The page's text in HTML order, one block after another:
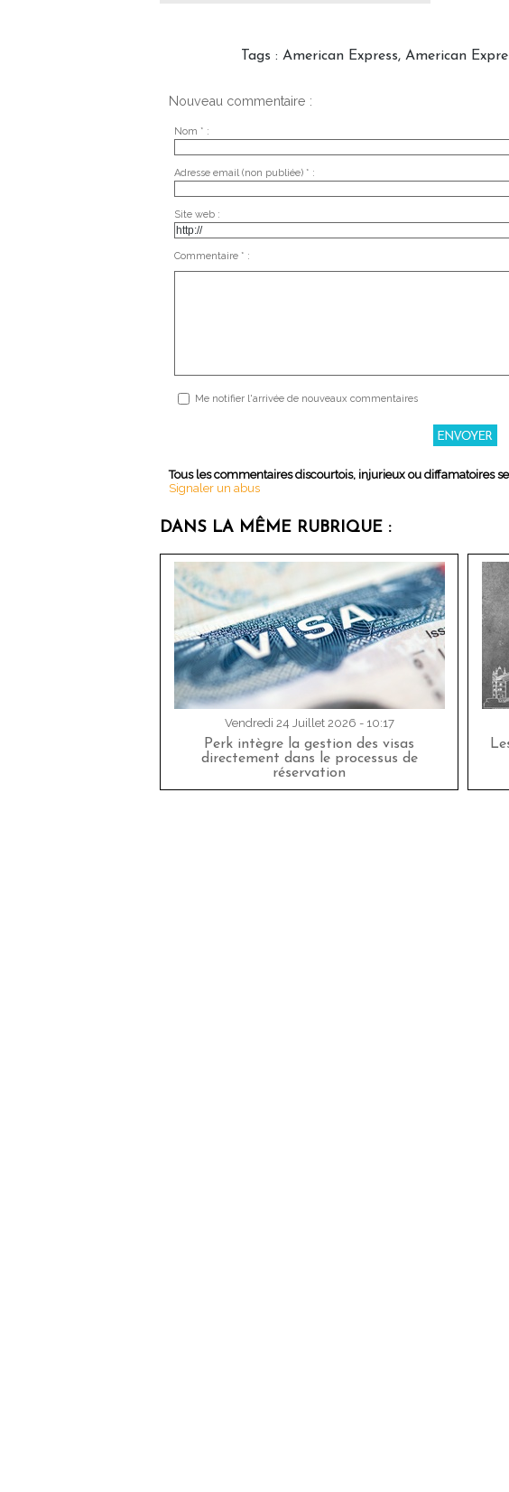
Tags : American Express, American
Nouveau commentaire :
Nom * :
Adresse email (non publiée) * :
Site web :
Commentaire * :
Me notifier l'arrivée de nouveaux commentaires
Tous les commentaires discourtois, injurieux ou diffamatoires
Signaler un abus
DANS LA MÊME RUBRIQUE :
Vendredi 24 Juillet 2026 - 10:17
Perk intègre la gestion des visas
directement dans le processus de
réservation